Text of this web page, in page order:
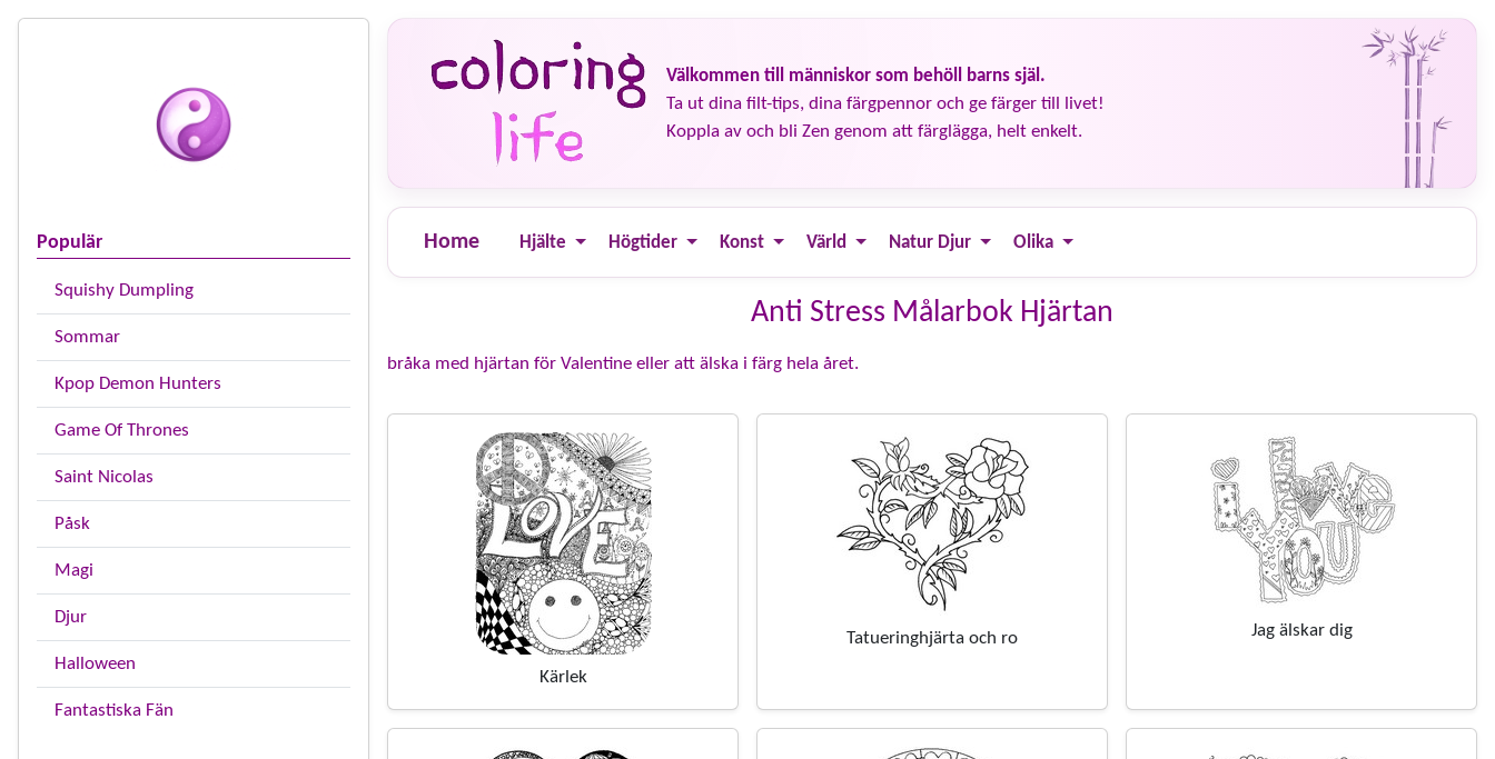
Populär
Squishy Dumpling
Sommar
Kpop Demon Hunters
Game Of Thrones
Saint Nicolas
Påsk
Magi
Djur
Halloween
Fantastiska Fän
Välkommen till människor som behöll barns själ.
Ta ut dina filt-tips, dina färgpennor och ge färger till livet!
Koppla av och bli Zen genom att färglägga, helt enkelt.
Home Hjälte Högtider Konst Värld Natur Djur Olika
Anti Stress Målarbok Hjärtan
bråka med hjärtan för Valentine eller att älska i färg hela året.
Kärlek
Tatueringhjärta och ro Jag älskar dig